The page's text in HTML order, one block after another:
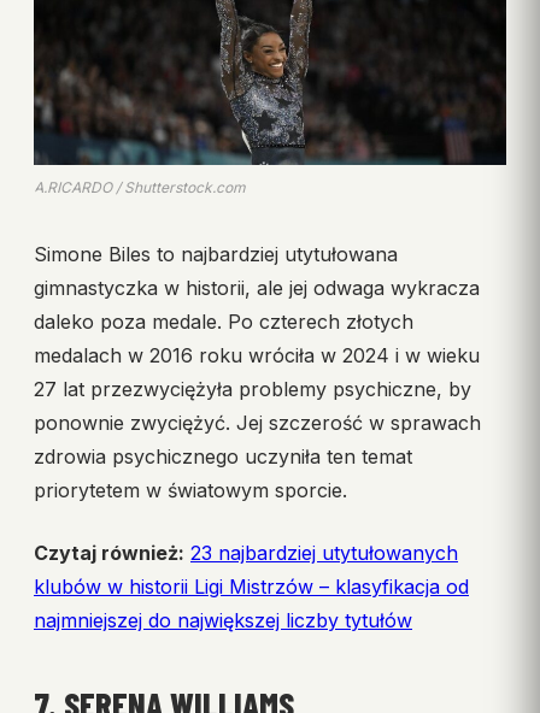
A.RICARDO / Shutterstock.com
Simone Biles to najbardziej utytułowana
gimnastyczka w historii, ale jej odwaga wykracza
daleko poza medale. Po czterech złotych
medalach w 2016 roku wróciła w 2024 i w wieku
27 lat przezwyciężyła problemy psychiczne, by
ponownie zwyciężyć. Jej szczerość w sprawach
zdrowia psychicznego uczyniła ten temat
priorytetem w światowym sporcie.
Czytaj również: 23 najbardziej utytułowanych
klubów w historii Ligi Mistrzów – klasyfikacja od
najmniejszej do największej liczby tytułów
7. SERENA WILLIAMS